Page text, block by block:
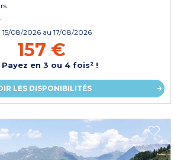
15/08/2026 au 17/08/2026
157 €
en 3 ou 4 fois² !
LES DISPONIBILITÉS